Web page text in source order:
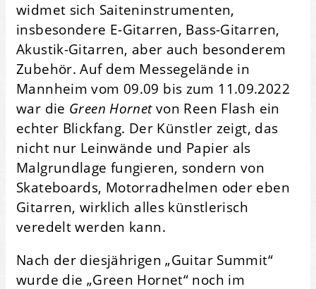
widmet sich Saiteninstrumenten,
insbesondere E-Gitarren, Bass-Gitarren,
Akustik-Gitarren, aber auch besonderem
Zubehör. Auf dem Messegelände in
Mannheim vom 09.09 bis zum 11.09.2022
war die Green Hornetvon Reen Flash ein
echter Blickfang. Der Künstler zeigt, das
nicht nur Leinwände und Papier als
Malgrundlage fungieren, sondern von
Skateboards, Motorradhelmen oder eben
Gitarren, wirklich alles künstlerisch
veredelt werden kann.
Nach der diesjährigen „Guitar Summit“
wurde die „Green Hornet“ noch im